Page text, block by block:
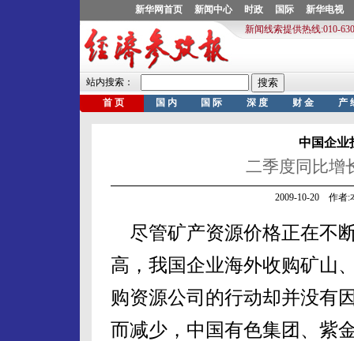
中国企业
二季度同比增
2009-10-20 作者:
尽管矿产资源价格正在不
高，我国企业海外收购矿山
购资源公司的行动却并没有
而减少，中国有色集团、紫